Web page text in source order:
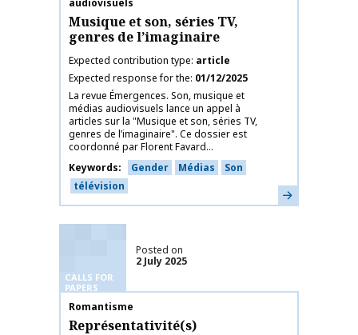
audiovisuels
Musique et son, séries TV,
genres de l’imaginaire
Expected contribution type article
Expected response for the 01/12/2025
La revue Émergences. Son, musique et
médias audiovisuels lance un appel à
articles sur la "Musique et son, séries TV,
genres de l’imaginaire". Ce dossier est
coordonné par Florent Favard...
Keywords
Gender Médias
Son
télévision
Learn more
CALLS FOR
PAPERS
Posted on
2 July 2025
Publication name
Romantisme
Représentativité(s)